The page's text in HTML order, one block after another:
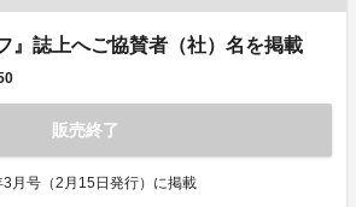
』誌上へご協賛者（社）名を掲載
販売終了
月号（2月15日発行）に掲載